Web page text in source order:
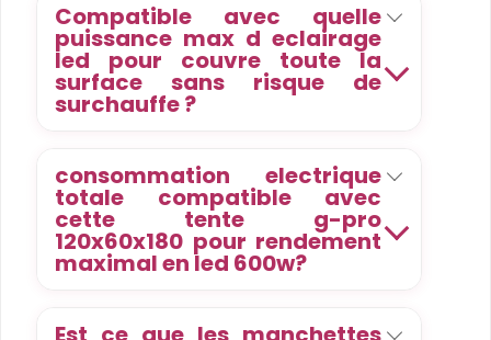
Compatible avec quelle
puissance max d eclairage
led pour couvre toute la
surface sans risque de
surchauffe ?
consommation electrique
totale compatible avec
cette tente g-pro
120x60x180 pour rendement
maximal en led 600w?